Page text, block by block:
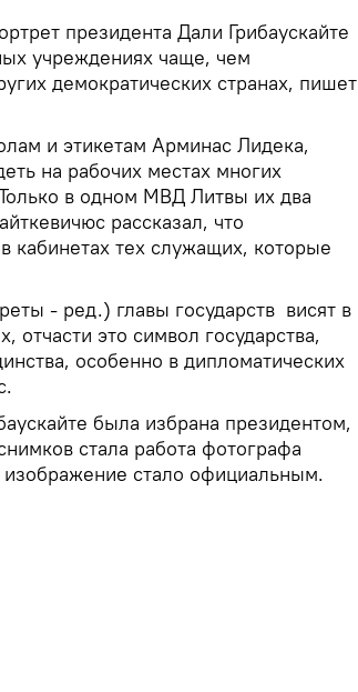
президента Дали Грибаускайте
учреждениях чаще, чем
демократических странах, пишет
и этикетам Арминас Лидека,
на рабочих местах многих
в одном МВД Литвы их два
рассказал, что
кабинетах тех служащих, которые
- ред.) главы государств висят в
отчасти это символ государства,
особенно в дипломатических
была избрана президентом,
стала работа фотографа
изображение стало официальным.